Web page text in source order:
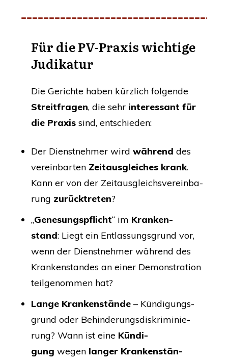
Für die PV-Pra­xis wich­ti­ge
Judikatur
Die Gerich­te haben kürzlich fol­gen­de
Streit­fra­gen, die sehr inter­es­sant für
die Pra­xis sind, entschieden:
Der Dienst­neh­mer wird wäh­rend des
ver­ein­bar­ten Zeit­aus­glei­ches krank.
Kann er von der Zeit­aus­gleichs­ver­ein­ba­
rung zurück­tre­ten?
„Gene­sungs­pflicht“ im Kran­ken­
stand: Liegt ein Ent­las­sungs­grund vor,
wenn der Dienst­neh­mer wäh­rend des
Kran­ken­stan­des an einer Demons­tra­ti­on
teil­ge­nom­men hat?
Lan­ge Kran­ken­stän­de – Kün­di­gungs­
grund oder Behin­de­rungs­dis­kri­mi­nie­
rung? Wann ist eine Kün­di­
gung wegen lan­ger Kran­ken­stän­